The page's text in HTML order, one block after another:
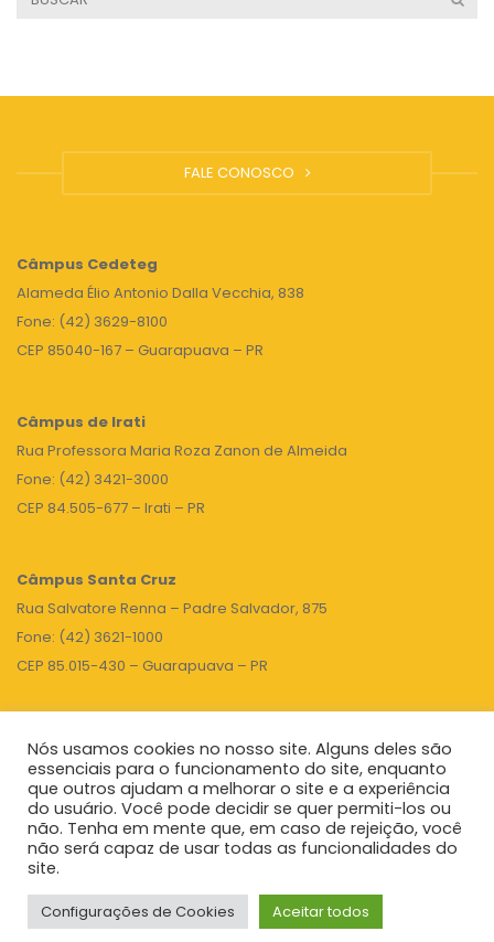
FALE CONOSCO
Câmpus Cedeteg
Alameda Élio Antonio Dalla Vecchia, 838
Fone: (42) 3629-8100
CEP 85040-167 – Guarapuava – PR
Câmpus de Irati
Rua Professora Maria Roza Zanon de Almeida
Fone: (42) 3421-3000
CEP 84.505-677 – Irati – PR
Câmpus Santa Cruz
Rua Salvatore Renna – Padre Salvador, 875
Fone: (42) 3621-1000
CEP 85.015-430 – Guarapuava – PR
TOPO
Unicentro |Governo do Paraná|Seti| Agenda do Reitor
Nós usamos cookies no nosso site. Alguns deles são
essenciais para o funcionamento do site, enquanto
que outros ajudam a melhorar o site e a experiência
do usuário. Você pode decidir se quer permiti-los ou
não. Tenha em mente que, em caso de rejeição, você
não será capaz de usar todas as funcionalidades do
site.
Configurações de Cookies Aceitar todos